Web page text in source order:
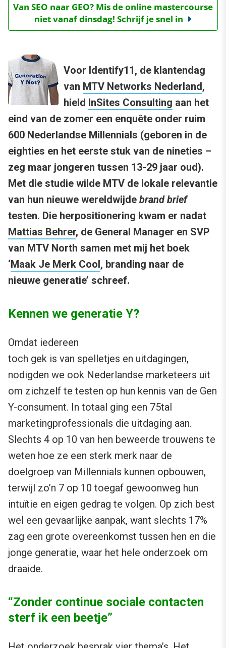
Van SEO naar GEO? Mis de online mastercourse
niet vanaf dinsdag! Schrijf je snel in
Voor Identify11, de klantendag
van MTV Networks Nederland,
hield InSites Consulting aan het
eind van de zomer een enquête onder ruim
600 Nederlandse Millennials (geboren in de
eighties en het eerste stuk van de nineties –
zeg maar jongeren tussen 13-29 jaar oud).
Met die studie wilde MTV de lokale relevantie
van hun nieuwe wereldwijde brand brief
testen. Die herpositionering kwam er nadat
Mattias Behrer, de General Manager en SVP
van MTV North samen met mij het boek
‘Maak Je Merk Cool, branding naar de
nieuwe generatie’ schreef.
Kennen we generatie Y?
Omdat iedereen
toch gek is van spelletjes en uitdagingen,
nodigden we ook Nederlandse marketeers uit
om zichzelf te testen op hun kennis van de Gen
Y-consument. In totaal ging een 75tal
marketingprofessionals die uitdaging aan.
Slechts 4 op 10 van hen beweerde trouwens te
weten hoe ze een sterk merk naar de
doelgroep van Millennials kunnen opbouwen,
terwijl zo’n 7 op 10 toegaf gewoonweg hun
intuïtie en eigen gedrag te volgen. Op zich best
wel een gevaarlijke aanpak, want slechts 17%
zag een grote overeenkomst tussen hen en die
jonge generatie, waar het hele onderzoek om
draaide.
“Zonder continue sociale contacten
sterf ik een beetje”